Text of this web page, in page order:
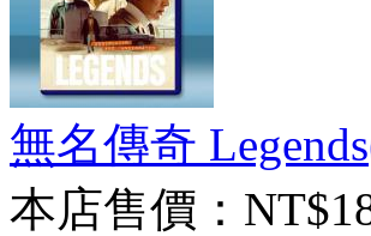
無名傳奇
本店售價：